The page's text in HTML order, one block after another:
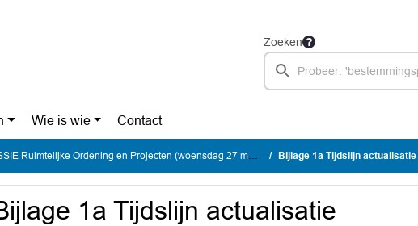
Zoeken
Wie is wie Contact
Ruimtelijke Ordening en Projecten (woensdag 27 mei 2026) Bijlage 1a Tijdslijn actualisatie
1a Tijdslijn actualisatie